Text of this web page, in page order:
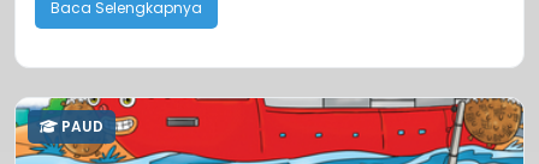
Baca Selengkapnya
PAUD